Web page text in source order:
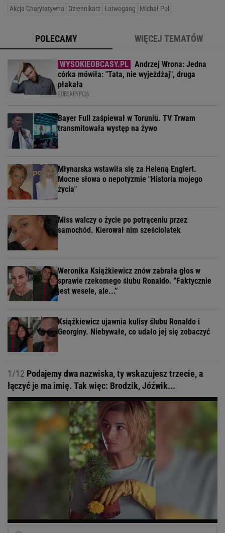
Akcja Charytatywna Dziennikarz Łatwogang Michał Pol
POLECAMY WIĘCEJ TEMATÓW
Andrzej Wrona: Jedna
córka mówiła: "Tata, nie wyjeżdżaj", druga
płakała
SUBSKRYPCJA
Bayer Full zaśpiewał w Toruniu. TV Trwam
transmitowała występ na żywo
Młynarska wstawiła się za Heleną Englert.
Mocne słowa o nepotyzmie "Historia mojego
życia"
Miss walczy o życie po potrąceniu przez
samochód. Kierował nim sześciolatek
Weronika Książkiewicz znów zabrała głos w
sprawie rzekomego ślubu Ronaldo. "Faktycznie
jest wesele, ale..."
Książkiewicz ujawnia kulisy ślubu Ronaldo i
Georginy. Niebywałe, co udało jej się zobaczyć
1/12 Podajemy dwa nazwiska, ty wskazujesz trzecie, a
łączyć je ma imię. Tak więc: Brodzik, Jóźwik...